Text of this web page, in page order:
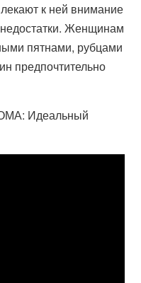
к ней внимание
Женщинам
пятнами, рубцами
предпочтительно
Идеальный